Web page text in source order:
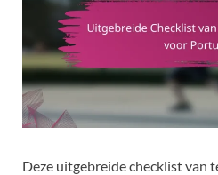
Deze uitgebreide checklist van